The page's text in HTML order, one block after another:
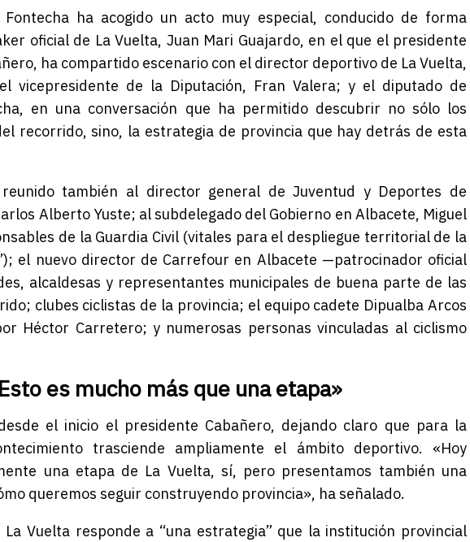
ha acogido un acto muy especial, conducido de forma
oficial de La Vuelta, Juan Mari Guajardo, en el que el presidente
ha compartido escenario con el director deportivo de La Vuelta,
vicepresidente de la Diputación, Fran Valera; y el diputado de
en una conversación que ha permitido descubrir no sólo los
recorrido, sino, la estrategia de provincia que hay detrás de esta
también al director general de Juventud y Deportes de
Alberto Yuste; al subdelegado del Gobierno en Albacete, Miguel
de la Guardia Civil (vitales para el despliegue territorial de la
el nuevo director de Carrefour en Albacete —patrocinador oficial
alcaldesas y representantes municipales de buena parte de las
clubes ciclistas de la provincia; el equipo cadete Dipualba Arcos
Héctor Carretero; y numerosas personas vinculadas al ciclismo
es mucho más que una etapa»
el inicio el presidente Cabañero, dejando claro que para la
trasciende ampliamente el ámbito deportivo. «Hoy
una etapa de La Vuelta, sí, pero presentamos también una
queremos seguir construyendo provincia», ha señalado.
Vuelta responde a “una estrategia” que la institución provincial